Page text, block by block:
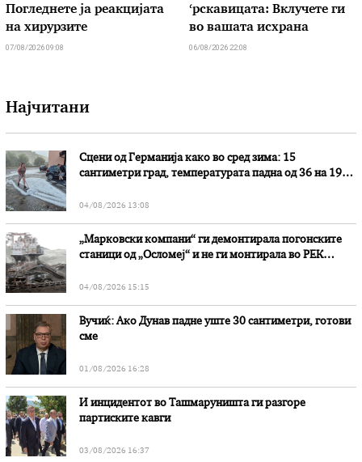
Погледнете ја реакцијата
на хирурзите
07/08/2026 09:08
‘рскавицата: Вклучете ги
во вашата исхрана
06/08/2026 22:08
Најчитани
Сцени од Германија како во сред зима: 15
сантиметри град, температурата падна од 36 на 19
04/08/2026 13:08
„Марковски компани“ ги демонтирала погонските
станици од „Осломеј“ и не ги монтирала во РЕК
04/08/2026 15:15
Вучиќ: Ако Дунав падне уште 30 сантиметри, готови
сме
01/08/2026 16:28
И инцидентот во Ташмаруништa ги разгоре
партиските кавги
03/08/2026 16:37